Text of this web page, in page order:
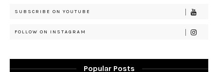
SUBSCRIBE ON YOUTUBE
FOLLOW ON INSTAGRAM
Popular Posts